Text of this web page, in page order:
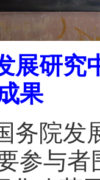
展研究
果
务院发
参与者